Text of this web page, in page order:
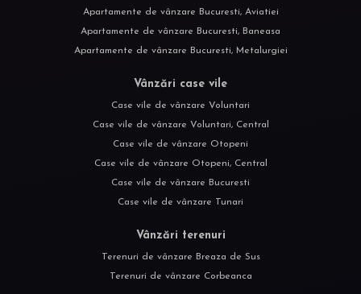
Apartamente de vânzare Bucuresti, Aviatiei
Apartamente de vânzare Bucuresti, Baneasa
Apartamente de vânzare Bucuresti, Metalurgiei
Vânzări case vile
Case vile de vânzare Voluntari
Case vile de vânzare Voluntari, Central
Case vile de vânzare Otopeni
Case vile de vânzare Otopeni, Central
Case vile de vânzare Bucuresti
Case vile de vânzare Tunari
Vânzări terenuri
Terenuri de vânzare Breaza de Sus
Terenuri de vânzare Corbeanca